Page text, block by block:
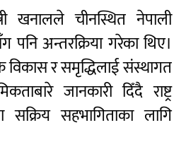
खनालले चीनस्थित नेपाली
पनि अन्तरक्रिया गरेका थिए।
र समृद्धिलाई संस्थागत
जानकारी दिँदै राष्ट्र
सक्रिय सहभागिताका लागि